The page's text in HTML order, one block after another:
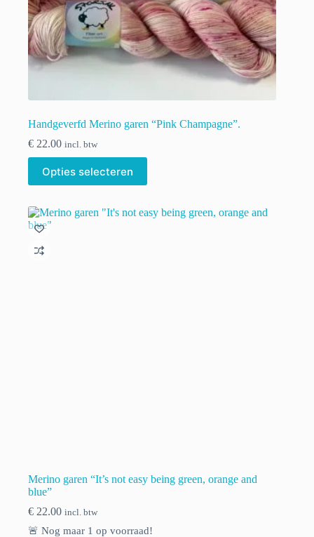
Handgeverfd Merino garen “Pink Champagne”.
€ 22.00 incl. btw
Opties selecteren
Dit
product
heeft
variaties.
Deze
kan
Merino garen “It’s not easy being green, orange and
blue”
€ 22.00 incl. btw
🚨 Nog maar 1 op voorraad!